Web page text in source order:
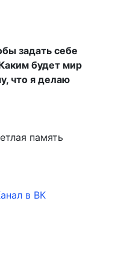
задать себе
будет мир
что я делаю
память
в ВК